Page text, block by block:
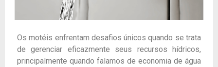
Os motéis enfrentam desafios únicos quando se trata
de gerenciar eficazmente seus recursos hídricos,
principalmente quando falamos de economia de água